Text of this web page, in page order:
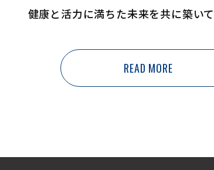
健康と活力に満ちた未来を共に築いて
READ MORE